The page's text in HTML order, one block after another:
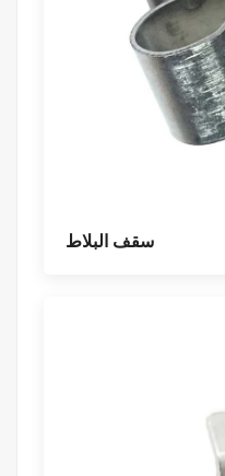
سقف البلاط